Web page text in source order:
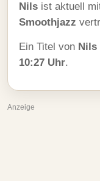
Nils ist aktuell
Smoothjazz
Ein Titel von Nils
10:27 Uhr.
Anzeige